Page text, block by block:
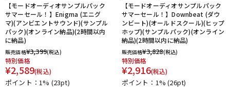
【モードオーディオサンプルパック
サマーセール！】Enigma (エニグ
マ)(アンビエントサウンド)(サンプル
パック)(オンライン納品)(2時間以内
に納品)
販売価格¥3,399(税込)
特別価格
¥2,589(税込)
ポイント：1% (23pt)
【モードオーディオサンプルパック
サマーセール！】Downbeat (ダウ
ンビート)(オールドスクール)(ヒップ
ホップ)(サンプルパック)(オンライン
納品)(2時間以内に納品)
販売価格¥3,828(税込)
特別価格
¥2,916(税込)
ポイント：1%(26pt)